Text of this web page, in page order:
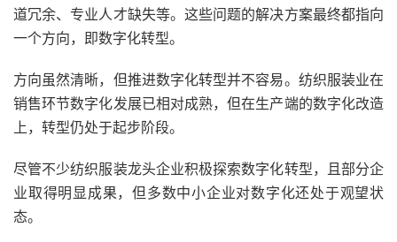
道冗余、专业人才缺失等。这些问题的解决方案最终都指向
一个方向，即数字化转型。
方向虽然清晰，但推进数字化转型并不容易。纺织服装业在
销售环节数字化发展已相对成熟，但在生产端的数字化改造
上，转型仍处于起步阶段。
尽管不少纺织服装龙头企业积极探索数字化转型，且部分企
业取得明显成果，但多数中小企业对数字化还处于观望状
态。